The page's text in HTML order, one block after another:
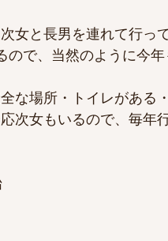
女と長男を連れて行っ
で、当然のように今
な場所・トイレがある
次女もいるので、毎年